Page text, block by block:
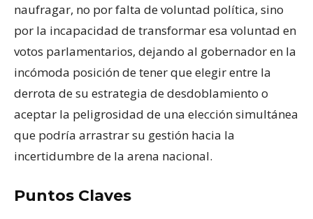
naufragar, no por falta de voluntad política, sino
por la incapacidad de transformar esa voluntad en
votos parlamentarios, dejando al gobernador en la
incómoda posición de tener que elegir entre la
derrota de su estrategia de desdoblamiento o
aceptar la peligrosidad de una elección simultánea
que podría arrastrar su gestión hacia la
incertidumbre de la arena nacional.
Puntos Claves